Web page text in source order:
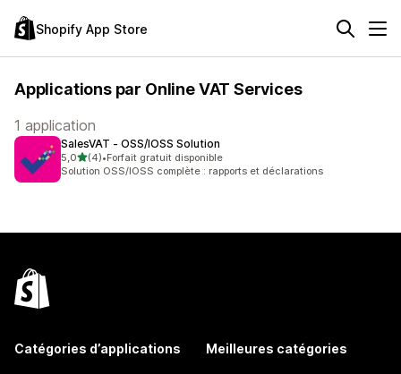
Shopify App Store
Applications par Online VAT Services
1 application
SalesVAT ‑ OSS/IOSS Solution
5,0étoile(s) sur 5
(4)
4 avis au total
•Forfait gratuit disponible
Solution OSS/IOSS complète : rapports et déclarations
Catégories d’applications Meilleures catégories